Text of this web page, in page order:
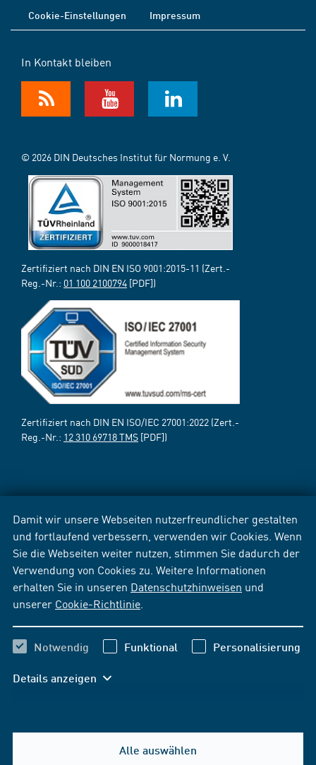
Damit wir unsere Webseiten nutzerfreundlicher gestalten
und fortlaufend verbessern, verwenden wir Cookies. Wenn
Sie die Webseiten weiter nutzen, stimmen Sie dadurch der
Verwendung von Cookies zu. Weitere Informationen
erhalten Sie in unseren Datenschutzhinweisen und
unserer Cookie-Richtlinie
Notwendig Funktional Personalisierung
Details anzeigen
Alle auswählen
Cookie-Einstellungen
Impressum
In Kontakt bleiben
© 2026 DIN Deutsches Institut für Normung e. V.
Zertifiziert nach DIN EN ISO 9001:2015-11 (Zert.-
Reg.-Nr.: 01 100 2100794 [PDF])
Zertifiziert nach DIN EN ISO/IEC 27001:2022 (Zert.-
Reg.-Nr.: 12 310 69718 TMS [PDF])